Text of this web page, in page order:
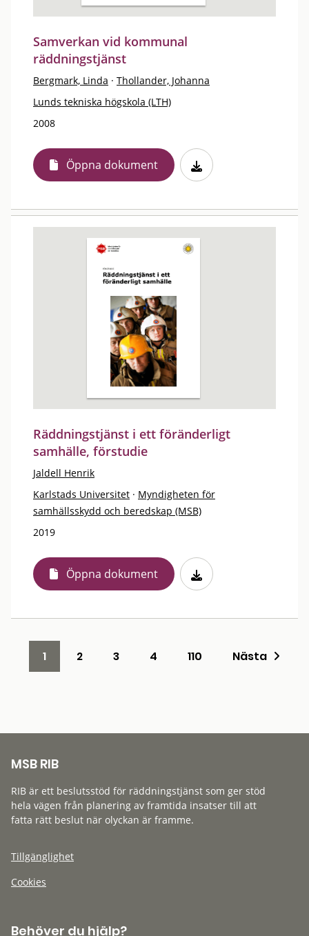
Samverkan vid kommunal
räddningstjänst
Bergmark, Linda · Thollander, Johanna
Lunds tekniska högskola (LTH)
2008
Öppna dokument
Räddningstjänst i ett föränderligt
samhälle, förstudie
Jaldell Henrik
Karlstads Universitet · Myndigheten för
samhällsskydd och beredskap (MSB)
2019
Öppna dokument
1 2 3 4 110 Nästa
MSB RIB
RIB är ett beslutsstöd för räddningstjänst som ger stöd
hela vägen från planering av framtida insatser till att
fatta rätt beslut när olyckan är framme.
Tillgänglighet
Cookies
Behöver du hjälp?